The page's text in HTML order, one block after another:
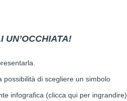
UN’OCCHIATA!
di scegliere un simbolo
infografica (clicca qui per ingrandire).